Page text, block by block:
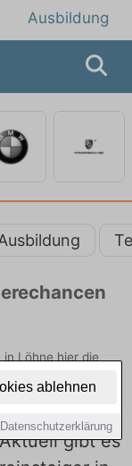
ablehnen
Datenschutzerklärung
Ausbildung
Löhne hier die
von Top-
gibt es